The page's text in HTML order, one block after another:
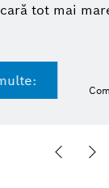
IA în